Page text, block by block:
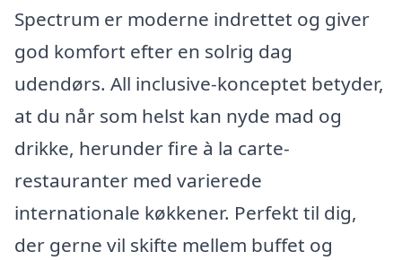
Spectrum er moderne indrettet og giver
god komfort efter en solrig dag
udendørs. All inclusive-konceptet betyder,
at du når som helst kan nyde mad og
drikke, herunder fire à la carte-
restauranter med varierede
internationale køkkener. Perfekt til dig,
der gerne vil skifte mellem buffet og